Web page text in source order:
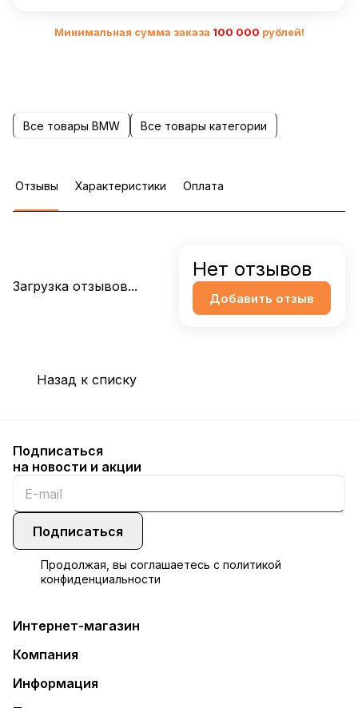
Минимальная сумма заказа 100 000 рублей!
Все товары BMW Все товары категории
Отзывы Характеристики Оплата
Загрузка отзывов...
Нет отзывов
Добавить отзыв
Назад к списку
Подписаться
на новости и акции
Подписаться
Продолжая, вы соглашаетесь с политикой
конфиденциальности
Интернет-магазин
Компания
Информация